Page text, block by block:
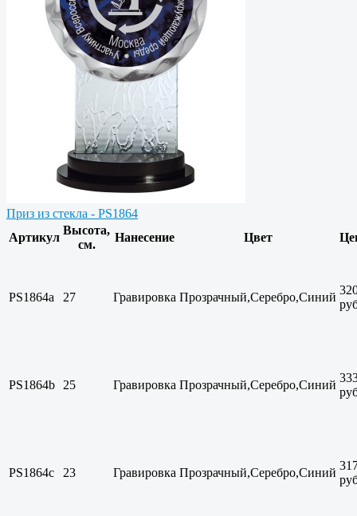
Приз из стекла - PS1864
Артикул
Высота,
см.
Нанесение Цвет
PS1864a 27 Гравировка Прозрачный,Серебро,Синий
PS1864b 25 Гравировка Прозрачный,Серебро,Синий
PS1864c 23 Гравировка Прозрачный,Серебро,Синий